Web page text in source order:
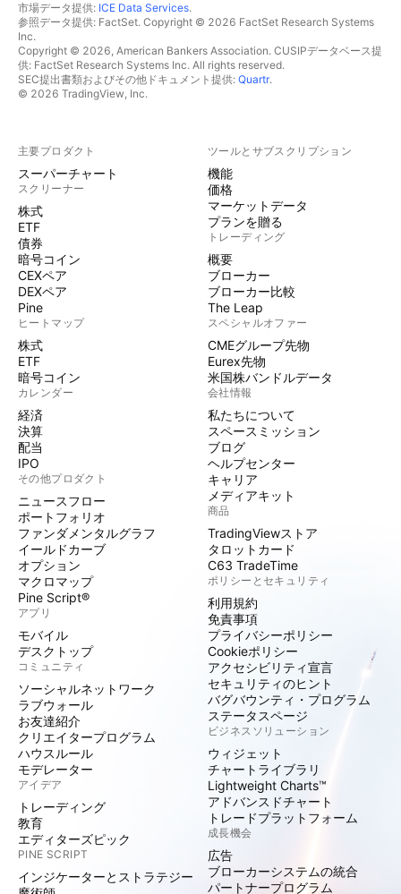
市場データ提供: ICE Data Services.
参照データ提供: FactSet. Copyright © 2026 FactSet Research Systems
Inc.
Copyright © 2026, American Bankers Association. CUSIPデータベース提
供: FactSet Research Systems Inc. All rights reserved.
SEC提出書類およびその他ドキュメント提供: Quartr.
© 2026 TradingView, Inc.
主要プロダクト
スーパーチャート
スクリーナー
株式
ETF
債券
暗号コイン
CEXペア
DEXペア
Pine
ヒートマップ
株式
ETF
暗号コイン
カレンダー
経済
決算
配当
IPO
その他プロダクト
ニュースフロー
ポートフォリオ
ファンダメンタルグラフ
イールドカーブ
オプション
マクロマップ
Pine Script®
アプリ
モバイル
デスクトップ
コミュニティ
ソーシャルネットワーク
ラブウォール
お友達紹介
クリエイタープログラム
ハウスルール
モデレーター
アイデア
トレーディング
教育
エディターズピック
PINE SCRIPT
インジケーターとストラテジー
ツールとサブスクリプション
機能
価格
マーケットデータ
プランを贈る
トレーディング
概要
ブローカー
ブローカー比較
The Leap
スペシャルオファー
CMEグループ先物
Eurex先物
米国株バンドルデータ
会社情報
私たちについて
スペースミッション
ブログ
ヘルプセンター
キャリア
メディアキット
商品
TradingViewストア
タロットカード
C63 TradeTime
ポリシーとセキュリティ
利用規約
免責事項
プライバシーポリシー
Cookieポリシー
アクセシビリティ宣言
セキュリティのヒント
バグバウンティ・プログラム
ステータスページ
ビジネスソリューション
ウィジェット
チャートライブラリ
Lightweight Charts™
アドバンスドチャート
トレードプラットフォーム
成長機会
広告
ブローカーシステムの統合
パートナープログラム